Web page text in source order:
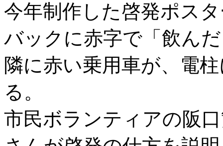
今年制作した啓発ポス
バックに赤字で「飲ん
隣に赤い乗用車が、電
る。
市民ボランティアの阪